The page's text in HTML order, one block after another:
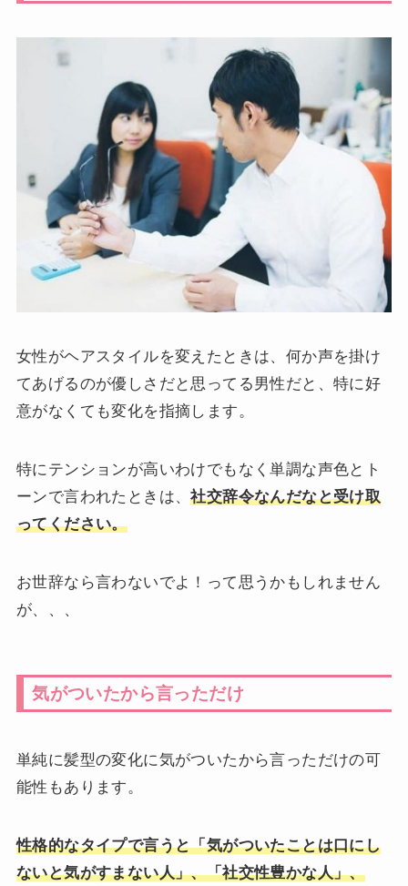
女性がヘアスタイルを変えたときは、何か声を掛け
てあげるのが優しさだと思ってる男性だと、特に好
意がなくても変化を指摘します。
特にテンションが高いわけでもなく単調な声色とト
ーンで言われたときは、社交辞令なんだなと受け取
ってください。
お世辞なら言わないでよ！って思うかもしれません
が、、、
気がついたから言っただけ
単純に髪型の変化に気がついたから言っただけの可
能性もあります。
性格的なタイプで言うと「気がついたことは口にし
ないと気がすまない人」、「社交性豊かな人」、